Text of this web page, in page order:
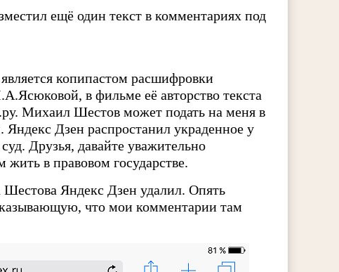
ещё один текст в комментариях под
копипастом расшифровки
в фильме её авторство текста
Михаил Шестов может подать на меня в
Яндекс Дзен распростанил украденное у
Друзья, давайте уважительно
жить в правовом государстве.
Яндекс Дзен удалил. Опять
что мои комментарии там